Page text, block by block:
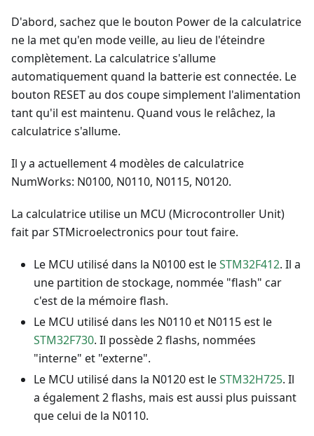
D'abord, sachez que le bouton Power de la calculatrice
ne la met qu'en mode veille, au lieu de l'éteindre
complètement. La calculatrice s'allume
automatiquement quand la batterie est connectée. Le
bouton RESET au dos coupe simplement l'alimentation
tant qu'il est maintenu. Quand vous le relâchez, la
calculatrice s'allume.
Il y a actuellement 4 modèles de calculatrice
NumWorks: N0100, N0110, N0115, N0120.
La calculatrice utilise un MCU (Microcontroller Unit)
fait par STMicroelectronics pour tout faire.
Le MCU utilisé dans la N0100 est leSTM32F412. Il a
une partition de stockage, nommée "flash" car
c'est de la mémoire flash.
Le MCU utilisé dans les N0110 et N0115 est le
STM32F730. Il possède 2 flashs, nommées
"interne" et "externe".
Le MCU utilisé dans la N0120 est leSTM32H725. Il
a également 2 flashs, mais est aussi plus puissant
que celui de la N0110.